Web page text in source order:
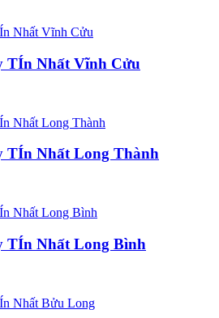
TÍn Nhất Vĩnh Cửu
TÍn Nhất Long Thành
TÍn Nhất Long Bình